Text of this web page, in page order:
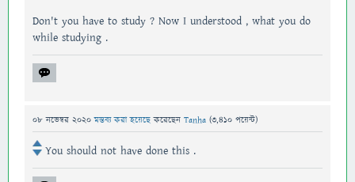
Don't you have to study ? Now I understood , what you do
while studying .
08 নভেম্বর 2020 মন্তব্য করা হয়েছেকরেছেন Tanha (3,410 পয়েন্ট)
You should not have done this .